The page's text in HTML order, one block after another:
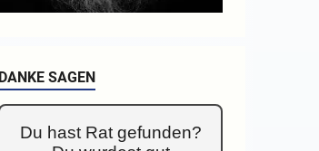
DANKE SAGEN
Du hast Rat gefunden?